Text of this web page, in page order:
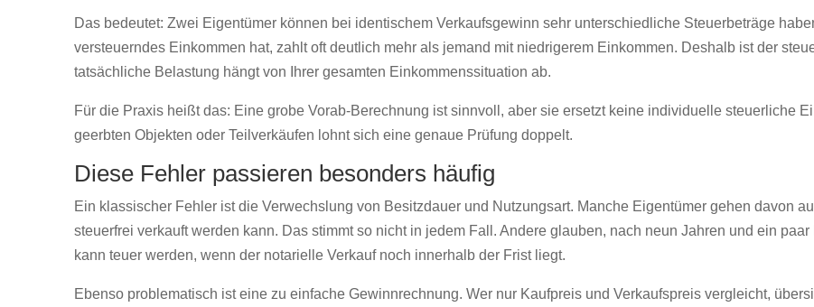
Das bedeutet: Zwei Eigentümer können bei identischem Verkaufsgewinn sehr unterschiedliche Steuerbeträge
versteuerndes Einkommen hat, zahlt oft deutlich mehr als jemand mit niedrigerem Einkommen. Deshalb ist der
tatsächliche Belastung hängt von Ihrer gesamten Einkommenssituation ab.
Für die Praxis heißt das: Eine grobe Vorab-Berechnung ist sinnvoll, aber sie ersetzt keine individuelle steuerliche
geerbten Objekten oder Teilverkäufen lohnt sich eine genaue Prüfung doppelt.
Diese Fehler passieren besonders häufig
Ein klassischer Fehler ist die Verwechslung von Besitzdauer und Nutzungsart. Manche Eigentümer gehen davon
steuerfrei verkauft werden kann. Das stimmt so nicht in jedem Fall. Andere glauben, nach neun Jahren und ein
kann teuer werden, wenn der notarielle Verkauf noch innerhalb der Frist liegt.
Ebenso problematisch ist eine zu einfache Gewinnrechnung. Wer nur Kaufpreis und Verkaufspreis vergleicht,